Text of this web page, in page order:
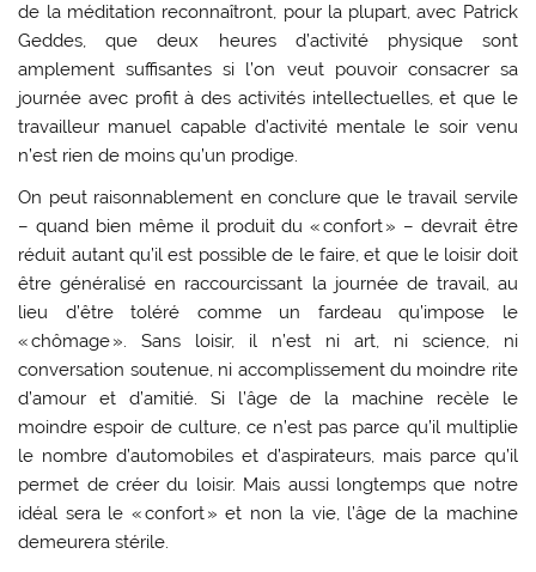
de la méditation reconnaîtront, pour la plupart, avec Patrick
Geddes, que deux heures d’activité physique sont
amplement suffisantes si l’on veut pouvoir consacrer sa
journée avec profit à des activités intellectuelles, et que le
travailleur manuel capable d’activité mentale le soir venu
n’est rien de moins qu’un prodige.
On peut raisonnablement en conclure que le travail servile
– quand bien même il produit du « confort » – devrait être
réduit autant qu’il est possible de le faire, et que le loisir doit
être généralisé en raccourcissant la journée de travail, au
lieu d’être toléré comme un fardeau qu’impose le
« chômage ». Sans loisir, il n’est ni art, ni science, ni
conversation soutenue, ni accomplissement du moindre rite
d’amour et d’amitié. Si l’âge de la machine recèle le
moindre espoir de culture, ce n’est pas parce qu’il multiplie
le nombre d’automobiles et d’aspirateurs, mais parce qu’il
permet de créer du loisir. Mais aussi longtemps que notre
idéal sera le « confort » et non la vie, l’âge de la machine
demeurera stérile.